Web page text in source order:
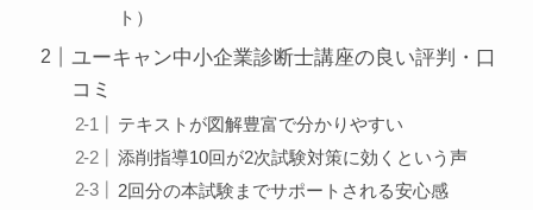
ト）
ユーキャン中小企業診断士講座の良い評判・口
コミ
テキストが図解豊富で分かりやすい
添削指導10回が2次試験対策に効くという声
2回分の本試験までサポートされる安心感